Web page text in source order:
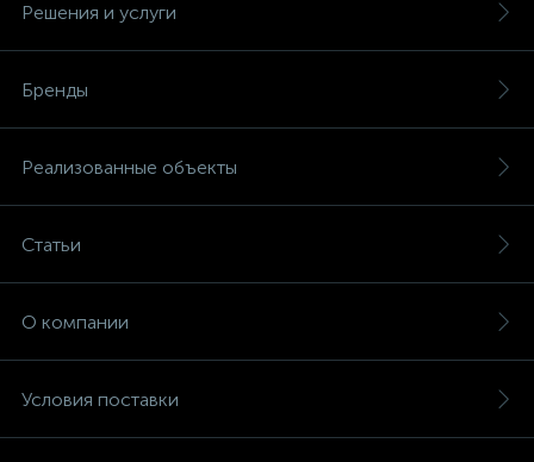
Решения и услуги
Бренды
Реализованные объекты
Статьи
О компании
Условия поставки